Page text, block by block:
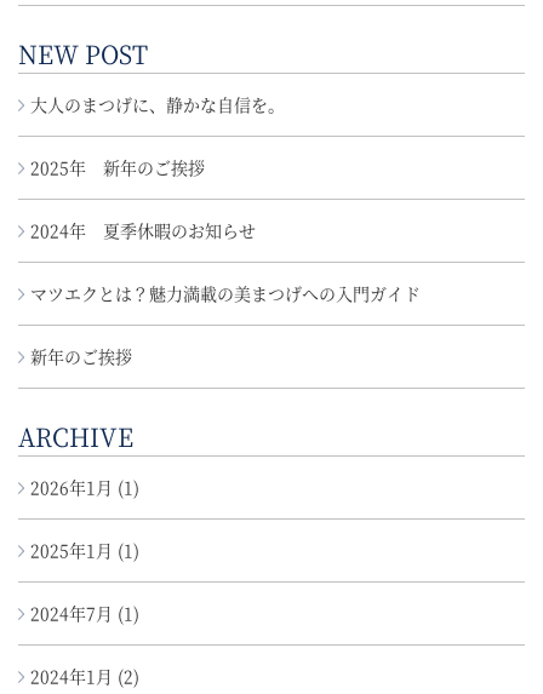
NEW POST
大人のまつげに、静かな自信を。
2025年 新年のご挨拶
2024年 夏季休暇のお知らせ
マツエクとは？魅力満載の美まつげへの入門ガイド
新年のご挨拶
ARCHIVE
2026年1月 (1)
2025年1月 (1)
2024年7月 (1)
2024年1月 (2)